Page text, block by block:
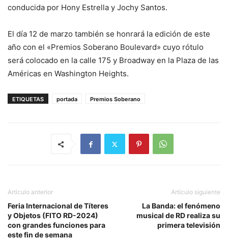
conducida por Hony Estrella y Jochy Santos.
El día 12 de marzo también se honrará la edición de este
año con el «Premios Soberano Boulevard» cuyo rótulo
será colocado en la calle 175 y Broadway en la Plaza de las
Américas en Washington Heights.
ETIQUETAS portada Premios Soberano
Artículo anterior
Feria Internacional de Títeres
y Objetos (FITO RD-2024)
con grandes funciones para
este fin de semana
Artículo siguiente
La Banda: el fenómeno
musical de RD realiza su
primera televisión